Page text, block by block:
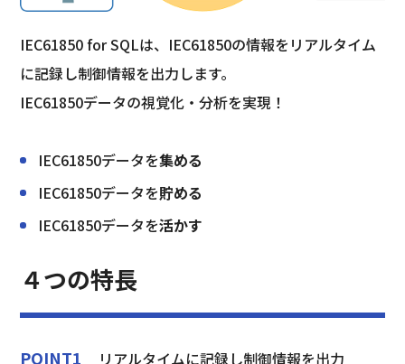
IEC61850 for SQLは、IEC61850の情報をリアルタイム
に記録し制御情報を出力します。
IEC61850データの視覚化・分析を実現！
IEC61850データを集める
IEC61850データを貯める
IEC61850データを活かす
４つの特長
POINT1 リアルタイムに記録し制御情報を出力